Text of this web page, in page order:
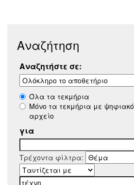
Αναζήτηση
Αναζητήστε σε:
Όλα τα τεκμήρια
Μόνο τα τεκμήρια με ψηφιακό
αρχείο
για
Τρέχοντα φίλτρα: